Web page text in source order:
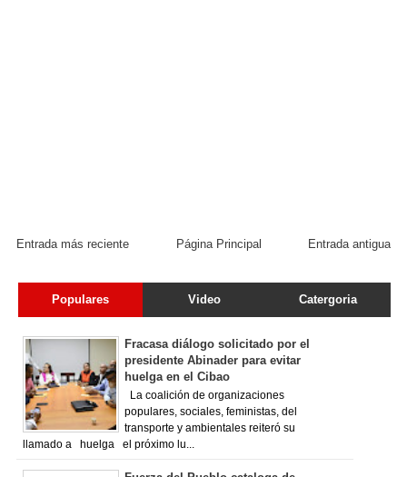
Entrada más reciente Entrada antigua
Página Principal
Populares Video Catergoria
Fracasa diálogo solicitado por el
presidente Abinader para evitar
huelga en el Cibao
La coalición de organizaciones
populares, sociales, feministas, del
transporte y ambientales reiteró su
llamado a huelga el próximo lu...